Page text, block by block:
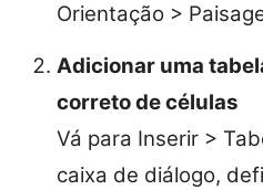
Orientação >
Adicionar uma
correto de células
Vá para Inserir >
caixa de diálogo,